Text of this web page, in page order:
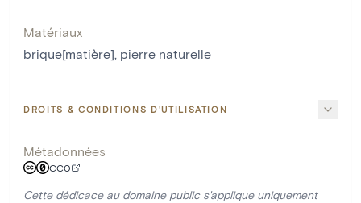
Matériaux
brique[matière], pierre naturelle
DROITS & CONDITIONS D'UTILISATION
Métadonnées
CC0
Cette dédicace au domaine public s'applique uniquement